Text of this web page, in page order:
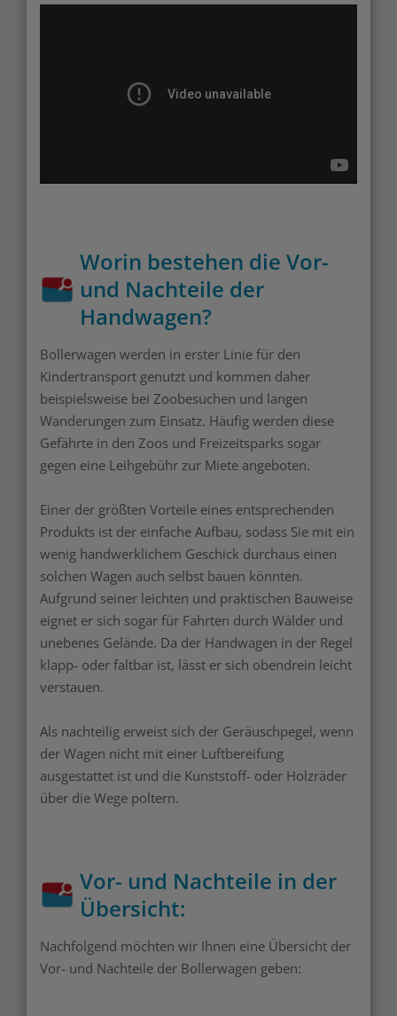
Worin bestehen die Vor-
und Nachteile der
Handwagen?
Bollerwagen werden in erster Linie für den
Kindertransport genutzt und kommen daher
beispielsweise bei Zoobesuchen und langen
Wanderungen zum Einsatz. Häufig werden diese
Gefährte in den Zoos und Freizeitsparks sogar
gegen eine Leihgebühr zur Miete angeboten.
Einer der größten Vorteile eines entsprechenden
Produkts ist der einfache Aufbau, sodass Sie mit ein
wenig handwerklichem Geschick durchaus einen
solchen Wagen auch selbst bauen könnten.
Aufgrund seiner leichten und praktischen Bauweise
eignet er sich sogar für Fahrten durch Wälder und
unebenes Gelände. Da der Handwagen in der Regel
klapp- oder faltbar ist, lässt er sich obendrein leicht
verstauen.
Als nachteilig erweist sich der Geräuschpegel, wenn
der Wagen nicht mit einer Luftbereifung
ausgestattet ist und die Kunststoff- oder Holzräder
über die Wege poltern.
Vor- und Nachteile in der
Übersicht:
Nachfolgend möchten wir Ihnen eine Übersicht der
Vor- und Nachteile der Bollerwagen geben: